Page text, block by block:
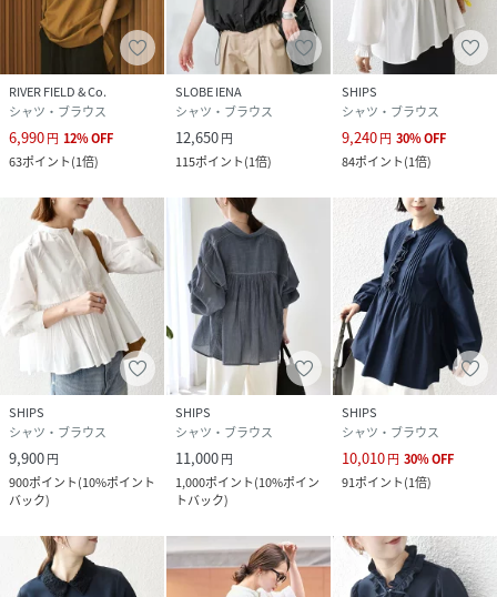
RIVER FIELD & Co.
シャツ・ブラウス
6,990円 12%OFF
63ポイント(1倍)
SLOBE IENA
シャツ・ブラウス
12,650円
115ポイント(1倍)
SHIPS
シャツ・ブラウス
9,240円 30%OFF
84ポイント(1倍)
SHIPS
シャツ・ブラウス
9,900円
900ポイント(10%ポイント
バック)
SHIPS
シャツ・ブラウス
11,000円
1,000ポイント(10%ポイン
トバック)
SHIPS
シャツ・ブラウス
10,010円 30%OFF
91ポイント(1倍)